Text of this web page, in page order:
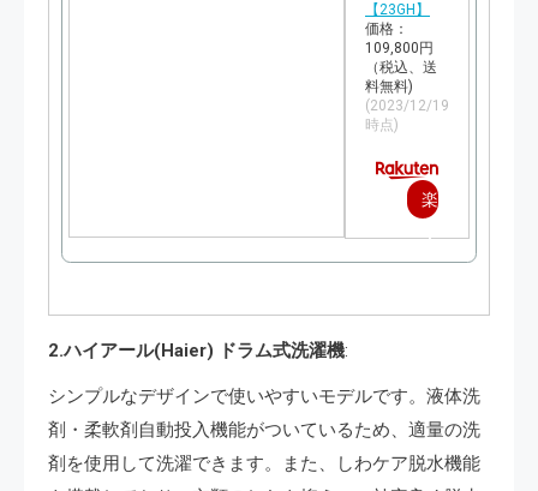
【23GH】
価格：
109,800円
（税込、送
料無料)
(2023/12/19
時点)
楽
天
購
2.ハイアール(Haier) ドラム式洗濯機:
シンプルなデザインで使いやすいモデルです。液体洗
剤・柔軟剤自動投入機能がついているため、適量の洗
剤を使用して洗濯できます。また、しわケア脱水機能